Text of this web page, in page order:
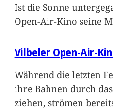
Ist die Sonne
Open-Air-Kino seine
Vilbeler Open-Air-
Während die letzten
ihre Bahnen durch
ziehen, strömen